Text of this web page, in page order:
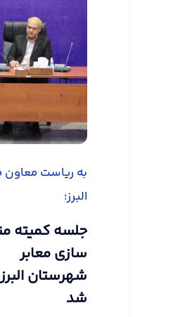
به ریاست معاون
البرز؛
جلسه کمیته
سازی معابر
شهرستان البرز
شد